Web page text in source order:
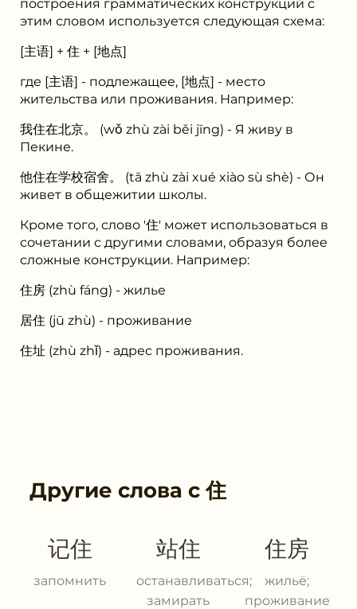
построения грамматических конструкций с
этим словом используется следующая схема:
[主语] + 住 + [地点]
где [主语] - подлежащее, [地点] - место
жительства или проживания. Например:
我住在北京。 (wǒ zhù zài běi jīng) - Я живу в
Пекине.
他住在学校宿舍。 (tā zhù zài xué xiào sù shè) - Он
живет в общежитии школы.
Кроме того, слово '住' может использоваться в
сочетании с другими словами, образуя более
сложные конструкции. Например:
住房 (zhù fáng) - жилье
居住 (jū zhù) - проживание
住址 (zhù zhǐ) - адрес проживания.
Другие слова с住
记住
запомнить
站住
останавливаться;
замирать
住房
жильё;
проживание